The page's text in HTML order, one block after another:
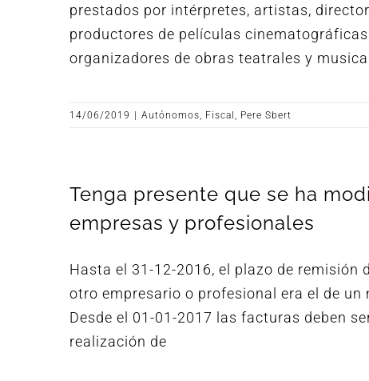
prestados por intérpretes, artistas,
productores de películas
organizadores de obras teatrales y
14/06/2019 Autónomos, Fiscal , Pere Sbert
Tenga presente que se ha
empresas y profesionales
Hasta el 31-12-2016, el plazo de
otro empresario o profesional era el de
Desde el 01-01-2017 las facturas deben
realización de